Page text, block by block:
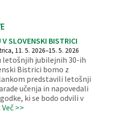
SLOVENSKI BISTRICI
11. 5. 2026–15. 5. 2026
letošnjih jubilejnih 30-ih
Bistrici bomo z
predstavili letošnji
učenja in napovedali
ki se bodo odvili v
Več >>